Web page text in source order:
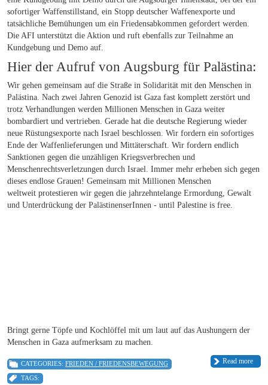
sofortiger Waffenstillstand, ein Stopp deutscher Waffenexporte und
tatsächliche Bemühungen um ein Friedensabkommen gefordert werden.
Die AFI unterstützt die Aktion und ruft ebenfalls zur Teilnahme an
Kundgebung und Demo auf.
Hier der Aufruf von Augsburg für Palästina:
Wir gehen gemeinsam auf die Straße in Solidarität mit den Menschen in
Palästina. Nach zwei Jahren Genozid ist Gaza fast komplett zerstört und
trotz Verhandlungen werden Millionen Menschen in Gaza weiter
bombardiert und vertrieben. Gerade hat die deutsche Regierung wieder
neue Rüstungsexporte nach Israel beschlossen. Wir fordern ein sofortiges
Ende der Waffenlieferungen und Mittäterschaft. Wir fordern endlich
Sanktionen gegen die unzähligen Kriegsverbrechen und
Menschenrechtsverletzungen durch Israel. Immer mehr erheben sich gegen
dieses endlose Grauen! Gemeinsam mit Millionen Menschen
weltweit protestieren wir gegen die jahrzehntelange Ermordung, Gewalt
und Unterdrückung der PalästinenserInnen - until Palestine is free.
Bringt gerne Töpfe und Kochlöffel mit um laut auf das Aushungern der
Menschen in Gaza aufmerksam zu machen.
Read more
CATEGORIES: FRIEDEN / FRIEDENSBEWEGUNG
TAGS: